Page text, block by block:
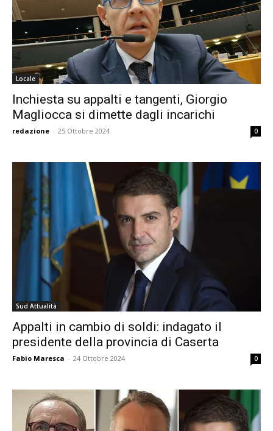
Locale
Inchiesta su appalti e tangenti, Giorgio
Magliocca si dimette dagli incarichi
redazione - 25 Ottobre 2024 0
Sud Attualità
Appalti in cambio di soldi: indagato il
presidente della provincia di Caserta
Fabio Maresca - 24 Ottobre 2024 0